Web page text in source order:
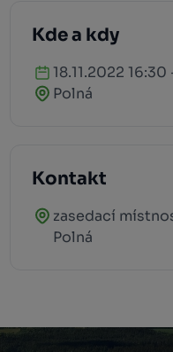
Kde a kdy
18.11.2022
Polná
Kontakt
zasedací
Polná